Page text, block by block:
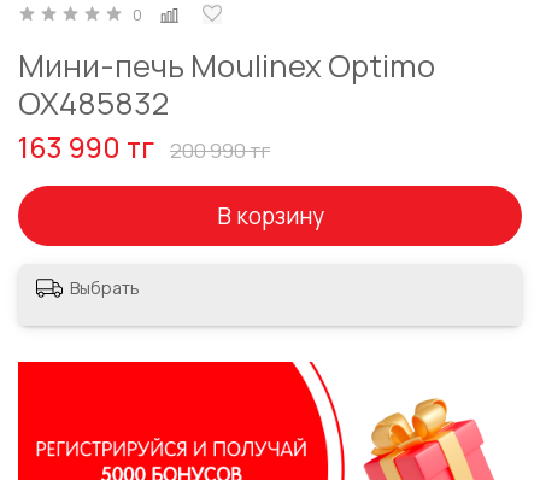
0
Мини-печь Moulinex Optimo
OX485832
163 990 тг 200 990 тг
В корзину
Выбрать